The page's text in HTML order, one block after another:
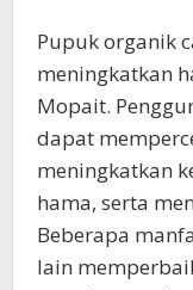
Pupuk organik
meningkatkan
Mopait.
dapat
meningkatkan
hama, serta
Beberapa
lain